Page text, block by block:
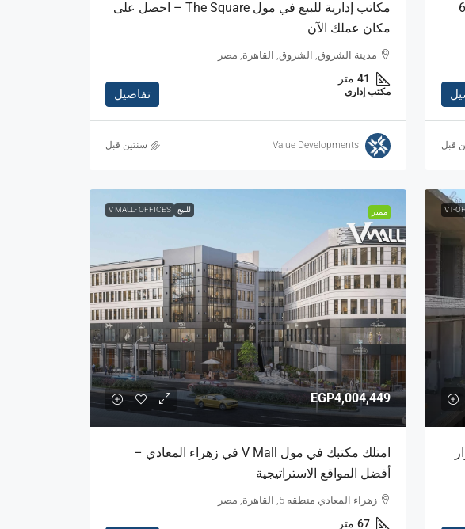
مكتب اداري للبيع بمساحة 170 متر وتسهيلات حتى 6
قبل
مكاتب إدارية للبيع في مول The Square – احصل على
مكان عملك الآن
مدينة الشروق, الشروق, القاهرة, مصر
41 متر
مكتب إدارى تفاصيل
Value Developments ‏سنتين قبل
VT- مميز للبيع V MALL- OFFICES
EGP4,004,449
امتلك مكتبك في مول V Mall في زهراء المعادي –
أفضل المواقع الاستراتيجية
زهراء المعادي منطقه 5, القاهرة, مصر
67 متر